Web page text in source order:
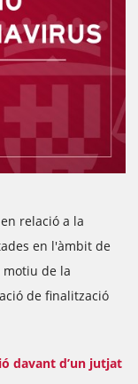
relació a la
en l'àmbit de
motiu de la
de finalització
davant d’un jutjat